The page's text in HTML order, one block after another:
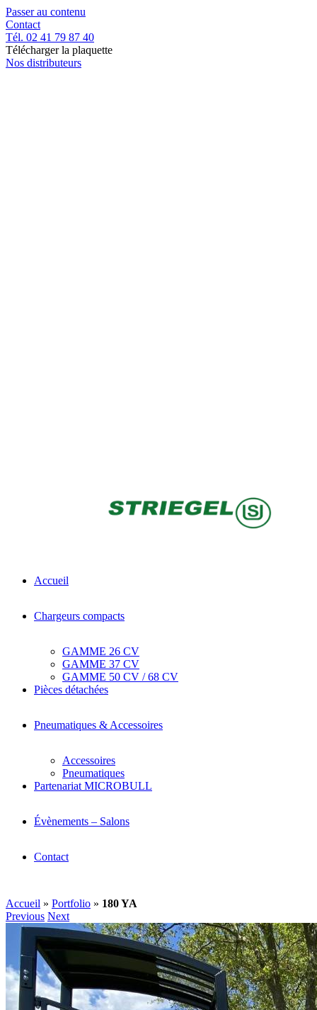
Passer au contenu
Contact
Tél. 02 41 79 87 40
Télécharger la plaquette
Nos distributeurs
Accueil
Chargeurs compacts
GAMME 26 CV
GAMME 37 CV
GAMME 50 CV / 68 CV
Pièces détachées
Pneumatiques & Accessoires
Accessoires
Pneumatiques
Partenariat MICROBULL
Évènements – Salons
Contact
Accueil » Portfolio » 180 YA
Previous Next